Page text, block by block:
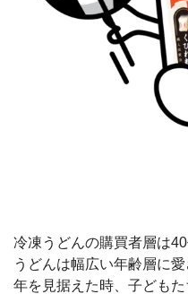
冷凍うどんの購買者層は
うどんは幅広い年齢層に
年を見据えた時、子ども